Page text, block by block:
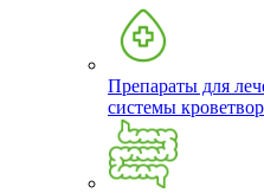
Препараты для
системы